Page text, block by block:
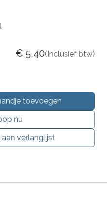
toevoegen
nu
verlanglijst
€ 5,40(Inclusief btw)